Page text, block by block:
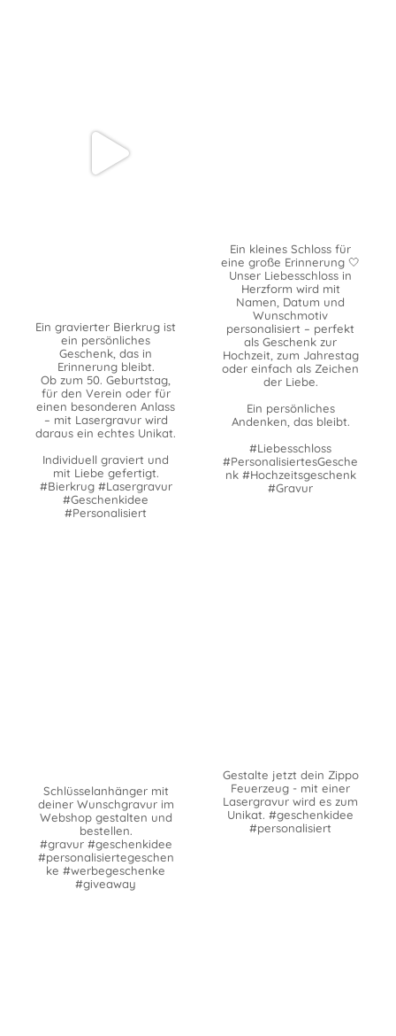
Ein gravierter Bierkrug ist
ein persönliches
Geschenk, das in
Erinnerung bleibt.
Ob zum 50. Geburtstag,
für den Verein oder für
einen besonderen Anlass
– mit Lasergravur wird
daraus ein echtes Unikat.
Individuell graviert und
mit Liebe gefertigt.
#Bierkrug #Lasergravur
#Geschenkidee
#Personalisiert
Ein kleines Schloss für
eine große Erinnerung 🤍
Unser Liebesschloss in
Herzform wird mit
Namen, Datum und
Wunschmotiv
personalisiert – perfekt
als Geschenk zur
Hochzeit, zum Jahrestag
oder einfach als Zeichen
der Liebe.
Ein persönliches
Andenken, das bleibt.
#Liebesschloss
#PersonalisiertesGesche
nk #Hochzeitsgeschenk
#Gravur
Schlüsselanhänger mit
deiner Wunschgravur im
Webshop gestalten und
bestellen.
#gravur #geschenkidee
#personalisiertegeschen
ke #werbegeschenke
#giveaway
Gestalte jetzt dein Zippo
Feuerzeug - mit einer
Lasergravur wird es zum
Unikat. #geschenkidee
#personalisiert